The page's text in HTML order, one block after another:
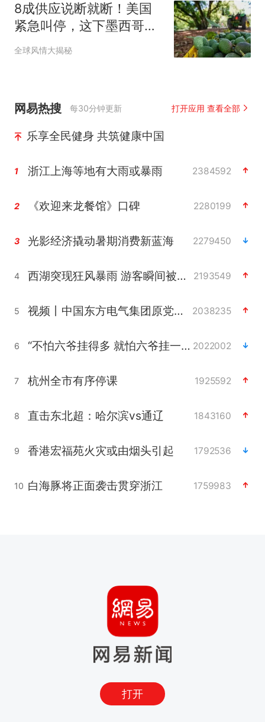
8成供应说断就断！美国
紧急叫停，这下墨西哥麻
烦大了！
全球风情大揭秘
网易热搜 每30分钟更新 打开应用 查看全部
乐享全民健身 共筑健康中国
1 浙江上海等地有大雨或暴雨 2384592
2 《欢迎来龙餐馆》口碑 2280199
3 光影经济撬动暑期消费新蓝海 2279450
4 西湖突现狂风暴雨 游客瞬间被浇透 2193549
5 视频丨中国东方电气集团原党组副书记、董事宋致远被查 2038235
6 “不怕六爷挂得多 就怕六爷挂一颗” 2022002
7 杭州全市有序停课 1925592
8 直击东北超：哈尔滨vs通辽 1843160
9 香港宏福苑火灾或由烟头引起 1792536
10 白海豚将正面袭击贯穿浙江 1759983
打开